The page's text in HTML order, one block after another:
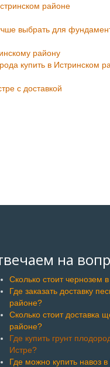
районе
выбрать для
району
купить в Истринском
с доставкой
на
Сколько стоит чернозем
Где заказать доставку
районе?
Сколько стоит доставка
районе?
Где купить грунт
Истре?
Где можно купить навоз